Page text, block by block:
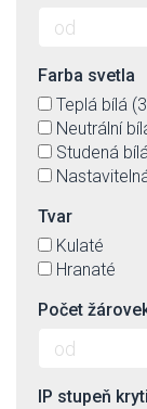
Farba svetla
Teplá bílá
Neutrální
Studená
Tvar
Kulaté
Hranaté
Počet
IP stupeň